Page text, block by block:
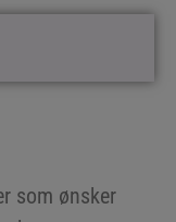
som ønsker